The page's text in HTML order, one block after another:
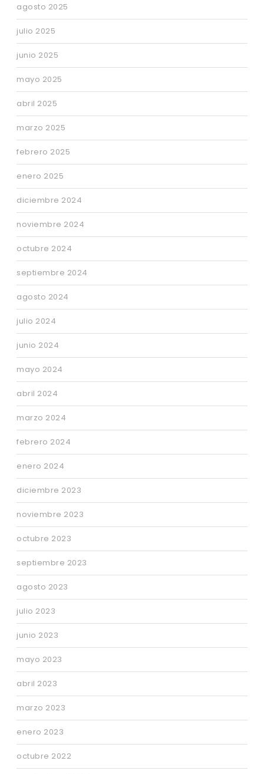
agosto 2025
julio 2025
junio 2025
mayo 2025
abril 2025
marzo 2025
febrero 2025
enero 2025
diciembre 2024
noviembre 2024
octubre 2024
septiembre 2024
agosto 2024
julio 2024
junio 2024
mayo 2024
abril 2024
marzo 2024
febrero 2024
enero 2024
diciembre 2023
noviembre 2023
octubre 2023
septiembre 2023
agosto 2023
julio 2023
junio 2023
mayo 2023
abril 2023
marzo 2023
enero 2023
octubre 2022